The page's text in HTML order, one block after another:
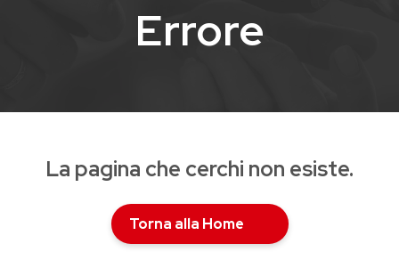
Errore
La pagina che cerchi non esiste.
Torna alla Home